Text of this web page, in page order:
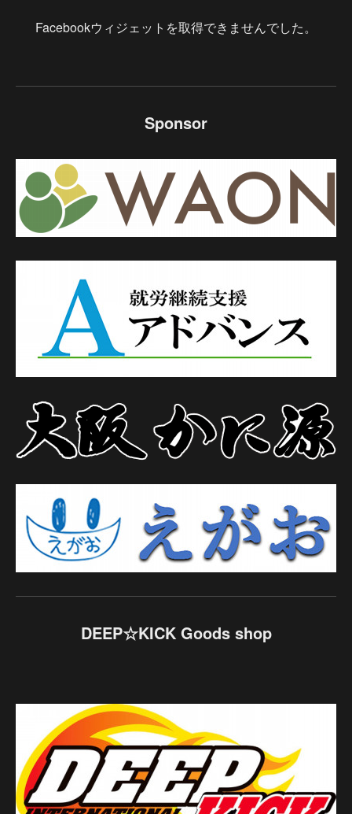
Facebookウィジェットを取得できませんでした。
Sponsor
DEEP☆KICK Goods shop